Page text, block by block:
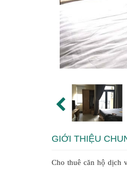
GIỚI THIỆU
Cho thuê căn hộ dịch